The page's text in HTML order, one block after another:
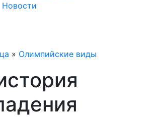
Новости
» Олимпийские виды